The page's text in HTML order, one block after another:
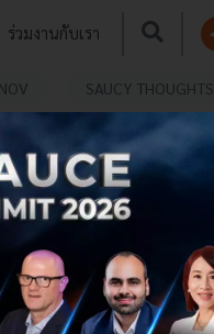
ร่วมงานกับเรา
SAUCY THOUGHTS
นนอยด์สุด
และชิป
2026